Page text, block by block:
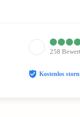
258
Kostenlos